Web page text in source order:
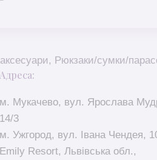
, Рюкзаки/сумки/
Адреса:
м. Мукачево, вул. Ярослава
14/3
м. Ужгород, вул. Івана Чендея,
Emily Resort, Львівська обл.,